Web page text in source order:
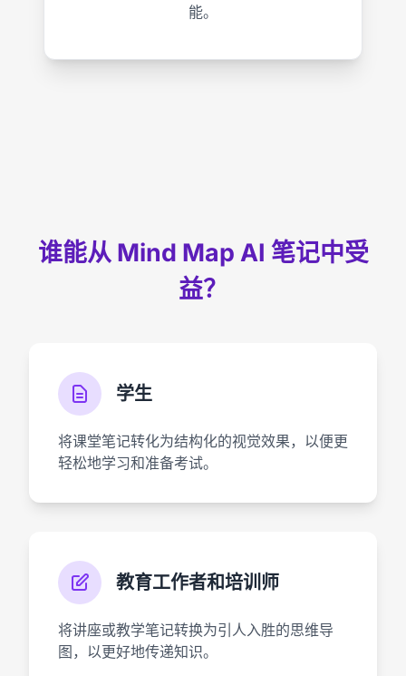
能。
谁能从 Mind Map AI 笔记中受
益？
学生
将课堂笔记转化为结构化的视觉效果，以便更
轻松地学习和准备考试。
教育工作者和培训师
将讲座或教学笔记转换为引人入胜的思维导
图，以更好地传递知识。